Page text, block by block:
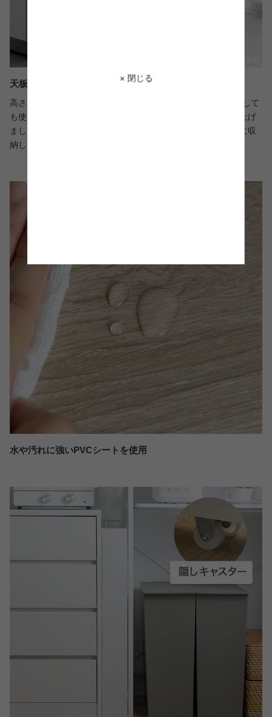
× 閉じる
天板までしっかり使いやすい高さ80.5cm
高さは80.5cmと、キッチンカウンター横や、洗面台横に設置して
も使いやすい高さ。天板までしっかりと使いやすい設計に仕上げ
ました。また、普段使いする調味料などよく使うものは上段に収
納しておくと、調理中も簡単に取り出すことができます。
水や汚れに強いPVCシートを使用